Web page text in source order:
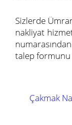
Sizlerde
nakliyat
talep
Çakmak